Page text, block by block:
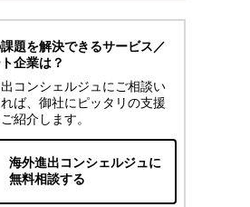
題を解決できるサービス／
企業は？
コンシェルジュにご相談い
ば、御社にピッタリの支援
紹介します。
海外進出コンシェルジュに
無料相談する